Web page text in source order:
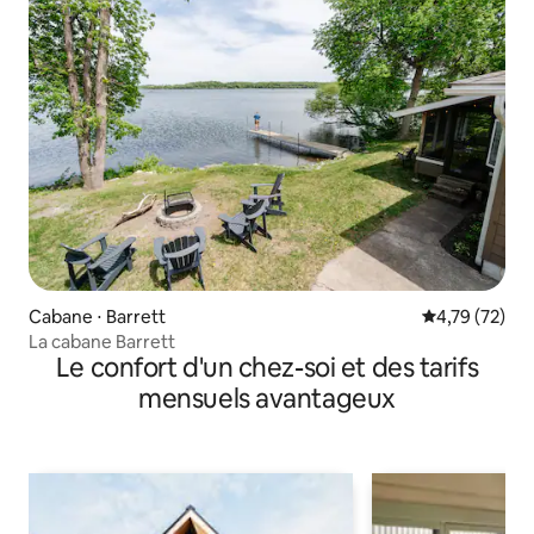
Cabane ⋅ Barrett Évaluation
4,79 (72)
La cabane Barrett
Le confort d'un chez-soi et des tarifs
mensuels avantageux